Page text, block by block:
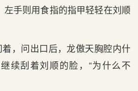
左手则用食指的指甲轻轻在刘顺
着，问出口后，龙傲天胸腔内什
续刮着刘顺的脸，“为什么不